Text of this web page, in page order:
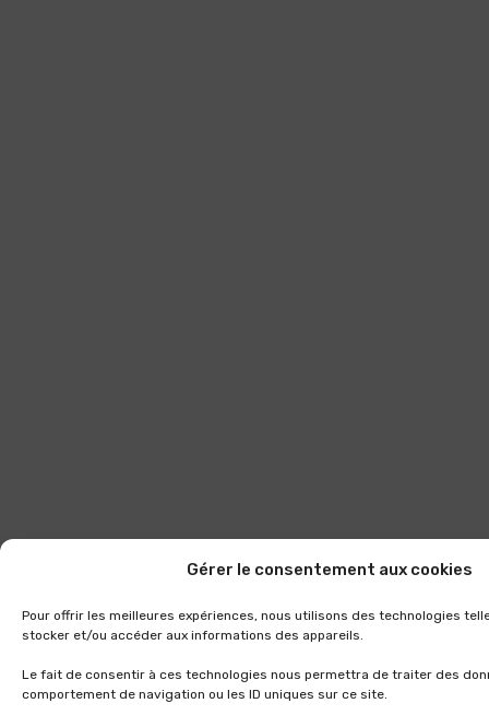
Gérer le consentement aux cookies
Pour offrir les meilleures expériences, nous utilisons des technologies
stocker et/ou accéder aux informations des appareils.
Le fait de consentir à ces technologies nous permettra de traiter des
comportement de navigation ou les ID uniques sur ce site.